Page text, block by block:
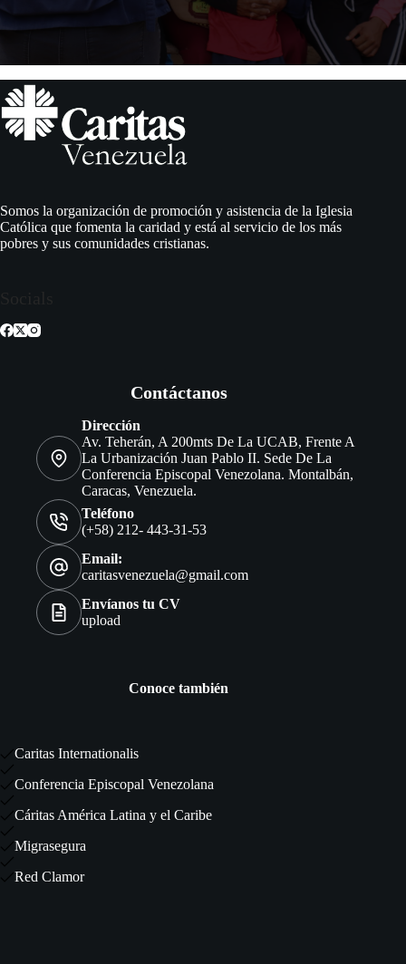
Somos la organización de promoción y asistencia de la Iglesia
Católica que fomenta la caridad y está al servicio de los más
pobres y sus comunidades cristianas.
Contáctanos
Dirección
Av. Teherán, A 200mts De La UCAB, Frente A
La Urbanización Juan Pablo II. Sede De La
Conferencia Episcopal Venezolana. Montalbán,
Caracas, Venezuela.
Teléfono
(+58) 212- 443-31-53
Email:
caritasvenezuela@gmail.com
Envíanos tu CV
upload
Conoce también
Caritas Internationalis
Conferencia Episcopal Venezolana
Cáritas América Latina y el Caribe
Migrasegura
Red Clamor